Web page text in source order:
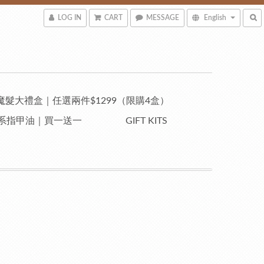
LOG IN CART MESSAGE English
大禮盒｜任選兩件$1299（限購4盒）
指甲油｜買一送一 GIFT KITS